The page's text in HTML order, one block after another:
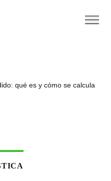
qué es y cómo se calcula